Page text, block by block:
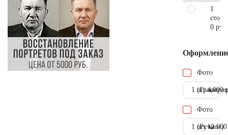
1
0 руб.
Фото
1 шт.4.900
Фото
(Ручное)
1 шт.